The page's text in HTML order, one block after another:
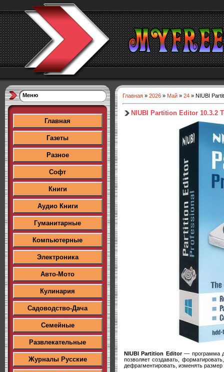
Меню
Главная
Газеты
Разное
Софт
Книги
Аудио Книги
Гуманитарные
Компьютерные
Электроника
Авто-Мото
Кулинария
Садоводство-Дача
Семейные
Развлекательные
Журналы Русские
Главная » 2026 » Май » 24 » NIUBI
NIUBI Partition Editor 10.3.2
NIUBI Partition Editor— программа
позволяет создавать,
дефрагментировать, изменять